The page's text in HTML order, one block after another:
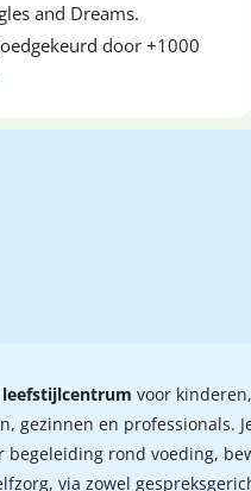
and Dreams.
door +1000
leefstijlcentrum voor kinderen,
gezinnen en professionals.
begeleiding rond voeding,
via zowel